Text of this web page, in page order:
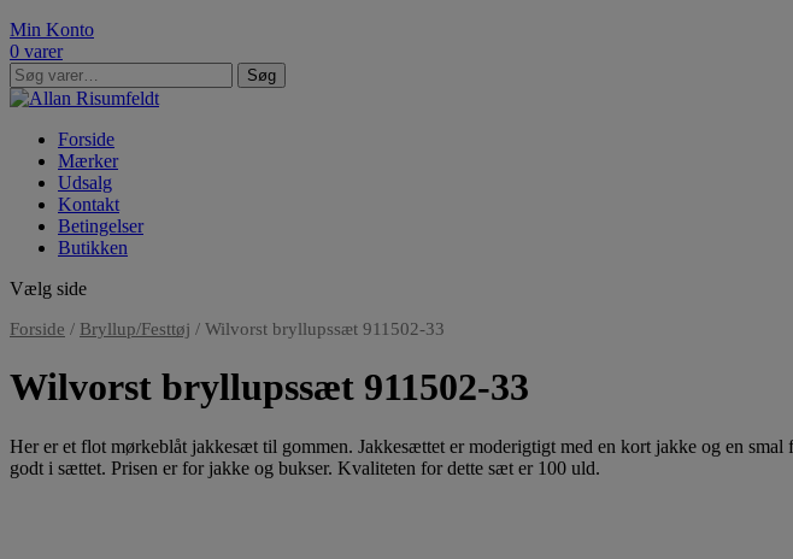
Min Konto
0 varer
Søg
efter:
Søg
Forside
Mærker
Udsalg
Kontakt
Betingelser
Butikken
Vælg side
Forside / Bryllup/Festtøj / Wilvorst bryllupssæt 911502-33
Wilvorst bryllupssæt 911502-33
Her er et flot mørkeblåt jakkesæt til gommen. Jakkesættet er moderigtigt med en kort jakke og en
godt i sættet. Prisen er for jakke og bukser. Kvaliteten for dette sæt er 100 uld.